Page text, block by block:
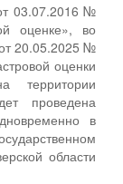
03.07.2016 №
оценке», во
20.05.2025 №
оценки
территории
проведена
в
области